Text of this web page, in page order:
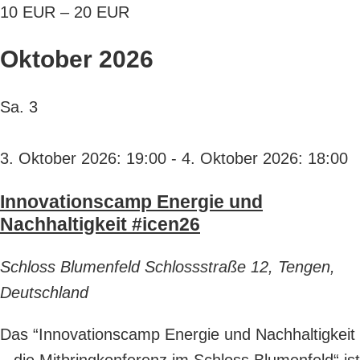
10 EUR – 20 EUR
Oktober 2026
Sa. 3
3. Oktober 2026: 19:00 - 4. Oktober 2026: 18:00
Innovationscamp Energie und
Nachhaltigkeit #icen26
Schloss Blumenfeld Schlossstraße 12, Tengen,
Deutschland
Das “Innovationscamp Energie und Nachhaltigkeit